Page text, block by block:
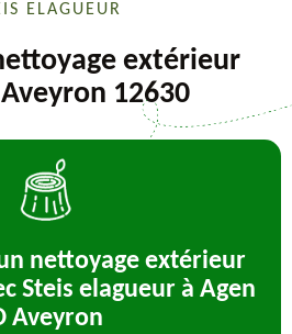
ELAGUEUR
extérieur
12630
nettoyage extérieur
Steis elagueur à Agen
Aveyron